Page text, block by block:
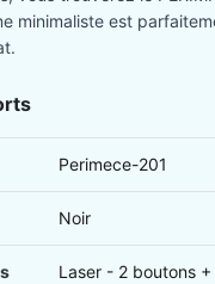
minimaliste est
Perimece-201
Noir
Laser - 2 boutons